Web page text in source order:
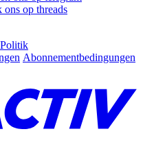
ons op threads
Abonnementbedingungen